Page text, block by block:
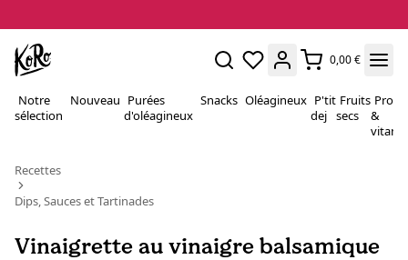
0,00 €
Notre
sélection
Nouveau Purées
d'oléagineux
Snacks Oléagineux P'tit
dej
Fruits
secs
&
Recettes
Dips, Sauces et Tartinades
Vinaigrette au vinaigre balsamique